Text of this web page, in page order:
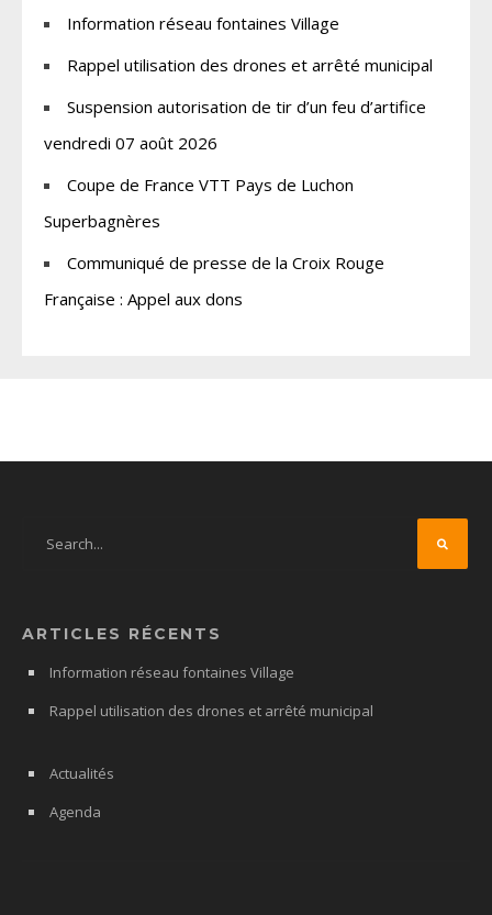
Information réseau fontaines Village
Rappel utilisation des drones et arrêté municipal
Suspension autorisation de tir d’un feu d’artifice
vendredi 07 août 2026
Coupe de France VTT Pays de Luchon
Superbagnères
Communiqué de presse de la Croix Rouge
Française : Appel aux dons
ARTICLES RÉCENTS
Information réseau fontaines Village
Rappel utilisation des drones et arrêté municipal
Actualités
Agenda